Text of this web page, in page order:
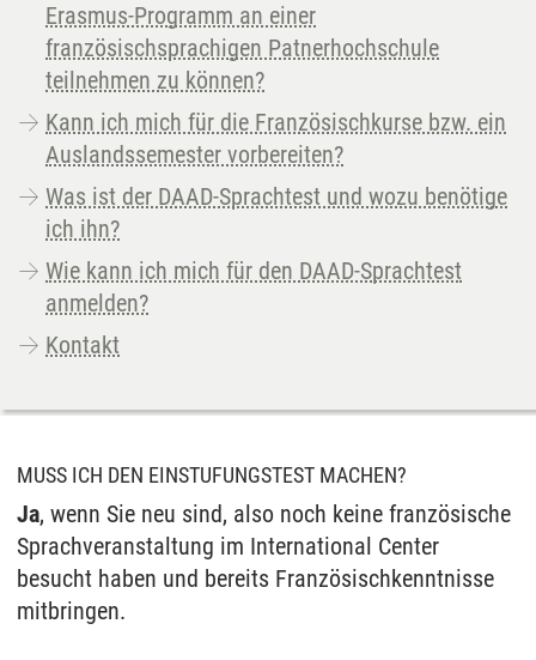
Erasmus-Programm an einer
französischsprachigen Patnerhochschule
teilnehmen zu können?
Kann ich mich für die Französischkurse bzw. ein
Auslandssemester vorbereiten?
Was ist der DAAD-Sprachtest und wozu benötige
ich ihn?
Wie kann ich mich für den DAAD-Sprachtest
anmelden?
Kontakt
MUSS ICH DEN EINSTUFUNGSTEST MACHEN?
Ja, wenn Sie neu sind, also noch keine französische
Sprachveranstaltung im International Center
besucht haben und bereits Französischkenntnisse
mitbringen.